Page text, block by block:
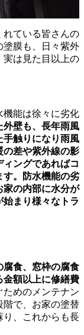
れている皆さんの
塗膜も、日々紫外
実は見た目以上の
機能は徐々に劣化
外壁も、長年雨風
手触りになり雨風
の差や紫外線の影
ングであればコ
す。防水機能の劣
家の内部に水分が
まり様々なトラ
腐食、窓枠の腐食
金額以上に修繕費
ためのメンテナン
階で、お家の塗替
り、これからも長